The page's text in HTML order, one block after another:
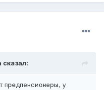
сказал:
предпенсионеры, у